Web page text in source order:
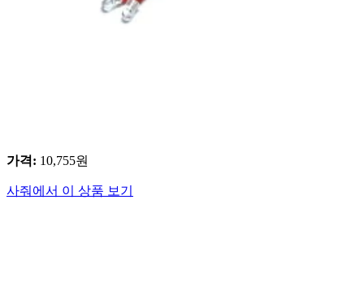
가격: 10,755원
사줘에서 이 상품 보기